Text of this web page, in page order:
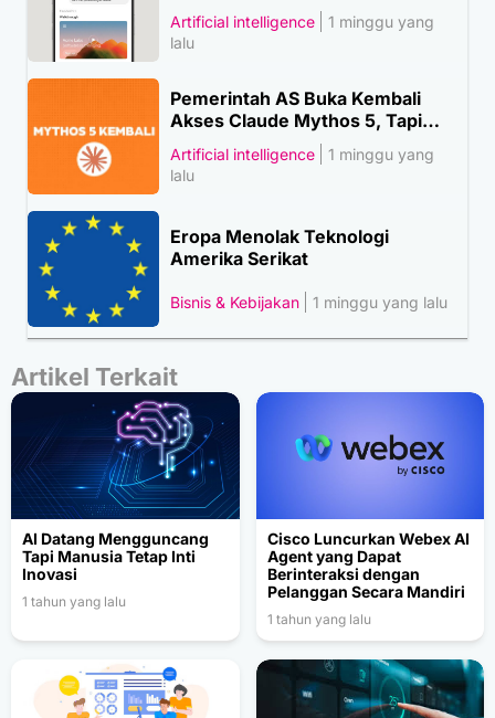
Artificial intelligence
1 minggu yang
lalu
Pemerintah AS Buka Kembali
Akses Claude Mythos 5, Tapi…
Artificial intelligence
1 minggu yang
lalu
Eropa Menolak Teknologi
Amerika Serikat
Bisnis & Kebijakan 1 minggu yang lalu
Artikel Terkait
AI Datang Mengguncang
Tapi Manusia Tetap Inti
Inovasi
1 tahun yang lalu
Cisco Luncurkan Webex AI
Agent yang Dapat
Berinteraksi dengan
Pelanggan Secara Mandiri
1 tahun yang lalu